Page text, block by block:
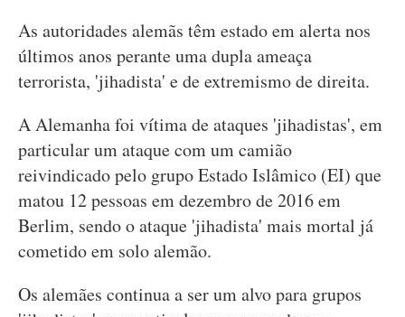
As autoridades alemãs têm estado em alerta nos
últimos anos perante uma dupla ameaça
terrorista, 'jihadista' e de extremismo de direita.
A Alemanha foi vítima de ataques 'jihadistas', em
particular um ataque com um camião
reivindicado pelo grupo Estado Islâmico (EI) que
matou 12 pessoas em dezembro de 2016 em
Berlim, sendo o ataque 'jihadista' mais mortal já
cometido em solo alemão.
Os alemães continua a ser um alvo para grupos